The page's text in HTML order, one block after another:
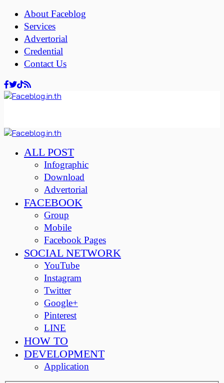
About Faceblog
Services
Advertorial
Credential
Contact Us
ALL POST
Infographic
Download
Advertorial
FACEBOOK
Group
Mobile
Facebook Pages
SOCIAL NETWORK
YouTube
Instagram
Twitter
Google+
Pinterest
LINE
HOW TO
DEVELOPMENT
Application